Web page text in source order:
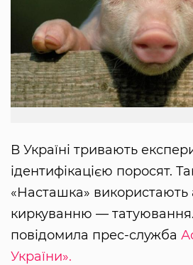
В Україні тривають
ідентифікацією поросят.
«Насташка» використають
киркуванню —
повідомила прес-служба
України».